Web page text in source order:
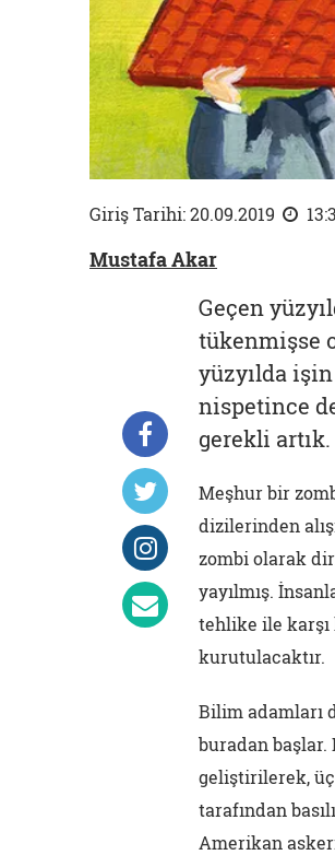
Giriş Tarihi: 20.09.2019
Mustafa Akar
Geçen
tükenmişse
yüzyılda
nispetince
gerekli artık.
Meşhur bir
dizilerinden
zombi olarak
yayılmış.
tehlike ile karşı
kurutulacaktır.
Bilim adamları
buradan başlar.
geliştirilerek,
tarafından
Amerikan